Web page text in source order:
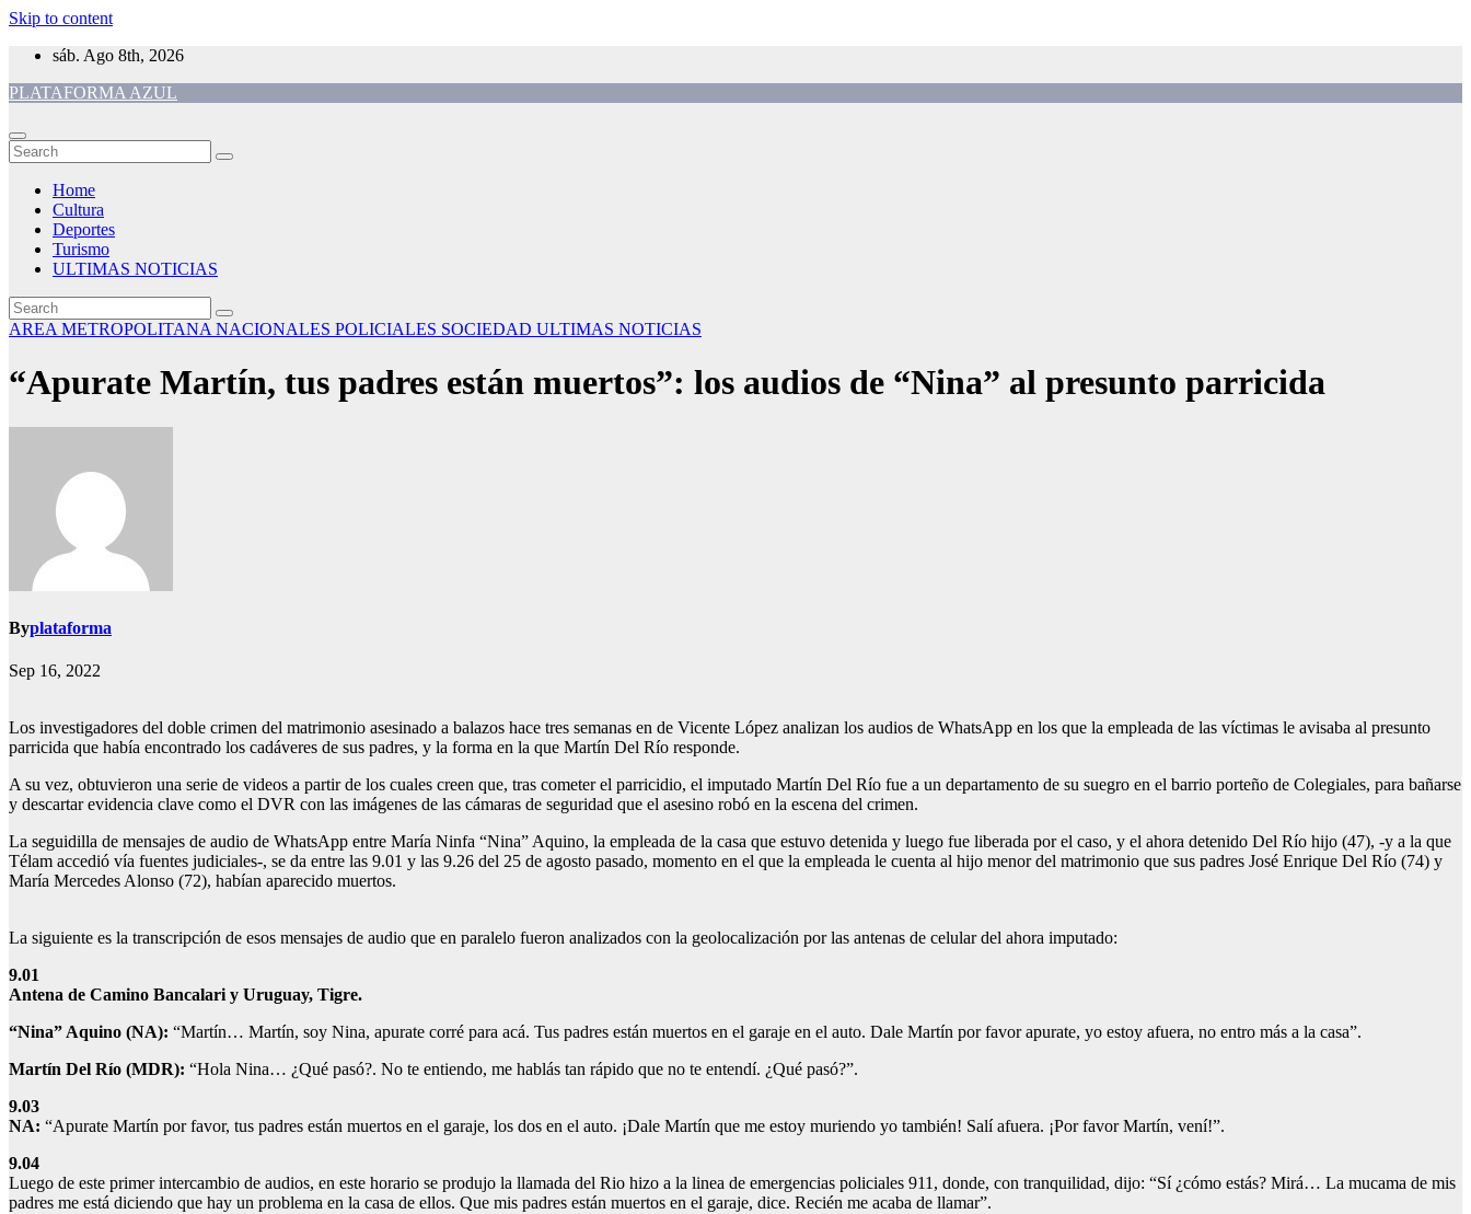
Skip to content
sáb. Ago 8th, 2026
PLATAFORMA AZUL
Home
Cultura
Deportes
Turismo
ULTIMAS NOTICIAS
AREA METROPOLITANA NACIONALES POLICIALES SOCIEDAD ULTIMAS NOTICIAS
“Apurate Martín, tus padres están muertos”: los audios de “Nina” al presunto parricida
Byplataforma
Sep 16, 2022
Los investigadores del doble crimen del matrimonio asesinado a balazos hace tres semanas en de Vicente López analizan los audios de WhatsApp en los que la empleada de las víctimas le avisaba al presunto
parricida que había encontrado los cadáveres de sus padres, y la forma en la que Martín Del Río responde.
A su vez, obtuvieron una serie de videos a partir de los cuales creen que, tras cometer el parricidio, el imputado Martín Del Río fue a un departamento de su suegro en el barrio porteño de Colegiales, para bañarse
y descartar evidencia clave como el DVR con las imágenes de las cámaras de seguridad que el asesino robó en la escena del crimen.
La seguidilla de mensajes de audio de WhatsApp entre María Ninfa “Nina” Aquino, la empleada de la casa que estuvo detenida y luego fue liberada por el caso, y el ahora detenido Del Río hijo (47), -y a la que
Télam accedió vía fuentes judiciales-, se da entre las 9.01 y las 9.26 del 25 de agosto pasado, momento en el que la empleada le cuenta al hijo menor del matrimonio que sus padres José Enrique Del Río (74) y
María Mercedes Alonso (72), habían aparecido muertos.
La siguiente es la transcripción de esos mensajes de audio que en paralelo fueron analizados con la geolocalización por las antenas de celular del ahora imputado:
9.01
Antena de Camino Bancalari y Uruguay, Tigre.
“Nina” Aquino (NA): “Martín… Martín, soy Nina, apurate corré para acá. Tus padres están muertos en el garaje en el auto. Dale Martín por favor apurate, yo estoy afuera, no entro más a la casa”.
Martín Del Río (MDR): “Hola Nina… ¿Qué pasó?. No te entiendo, me hablás tan rápido que no te entendí. ¿Qué pasó?”.
9.03
NA: “Apurate Martín por favor, tus padres están muertos en el garaje, los dos en el auto. ¡Dale Martín que me estoy muriendo yo también! Salí afuera. ¡Por favor Martín, vení!”.
9.04
Luego de este primer intercambio de audios, en este horario se produjo la llamada del Rio hizo a la linea de emergencias policiales 911, donde, con tranquilidad, dijo: “Sí ¿cómo estás? Mirá… La mucama de mis
padres me está diciendo que hay un problema en la casa de ellos. Que mis padres están muertos en el garaje, dice. Recién me acaba de llamar”.